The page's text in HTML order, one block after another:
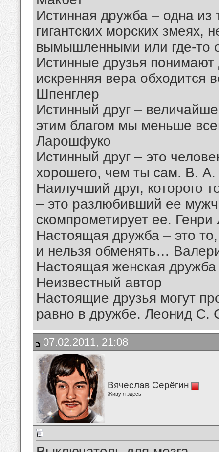
Истинная дружба – одна из
гигантских морских змеях,
вымышленными или где-то
Истинные друзья понимают
искренняя вера обходится
Шпенглер
Истинный друг –
этим благом мы меньше
Ларошфуко
Истинный друг – это
хорошего, чем ты сам. В.
Наилучший друг, которого
– это разлюбивший ее
скомпрометирует ее.
Настоящая дружба – это то,
и нельзя обменять…
Настоящая женская
Неизвестный автор
Настоящие друзья могут
равно в дружбе. Леонид С.
07.02.2011, 21:08
Вячеслав Серёгин
Живу я здесь